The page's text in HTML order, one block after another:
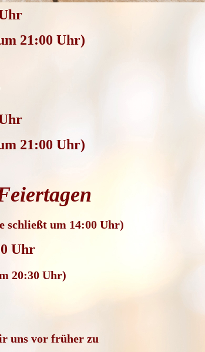
21:00 Uhr)
21:00 Uhr)
schließt um 14:00 Uhr)
Uhr
20:30 Uhr)
uns vor früher zu